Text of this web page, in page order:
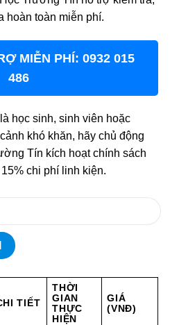
hoàn toàn miễn phí.
MIỄN PHÍ: 0932 015
486
học sinh, sinh viên hoặc
khó khăn, hãy chủ động
Tín kích hoạt chính sách
chi phí linh kiện.
TIẾT
THỜI
GIAN
THỰC
HIỆN
GIÁ
(VNĐ)